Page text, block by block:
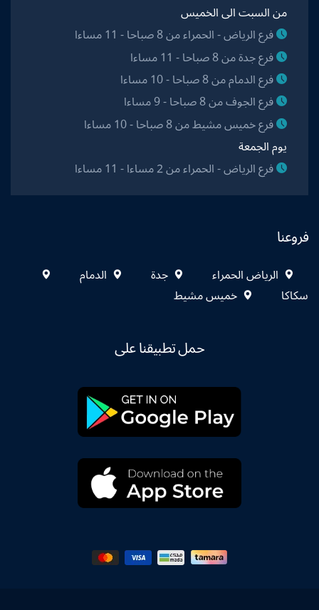
من السبت الى الخميس
فرع الرياض - الحمراء من 8 صباحا - 11 مساءا
فرع جدة من 8 صباحا - 11 مساءا
فرع الدمام من 8 صباحا - 10 مساءا
فرع الجوف من 8 صباحا - 9 مساءا
فرع خميس مشيط من 8 صباحا - 10 مساءا
يوم الجمعة
فرع الرياض - الحمراء من 2 مساءا - 11 مساءا
فروعنا
الرياض الحمراء جدة
الدمام
سكاكا
خميس مشيط
حمل تطبيقنا على